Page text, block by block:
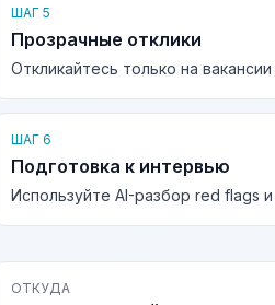
ШАГ 5
Прозрачные отклики
Откликайтесь только на
ШАГ 6
Подготовка к интервью
Используйте AI-разбор red flags
ОТКУДА